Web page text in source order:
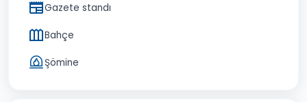
Gazete standı
Bahçe
Şömine